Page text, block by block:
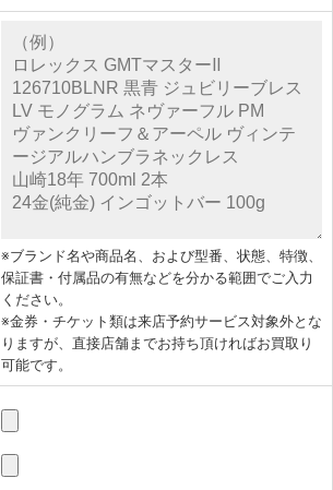
※ブランド名や商品名、および型番、状態、特徴、
保証書・付属品の有無などを分かる範囲でご入力
ください。
※金券・チケット類は来店予約サービス対象外とな
りますが、直接店舗までお持ち頂ければお買取り
可能です。